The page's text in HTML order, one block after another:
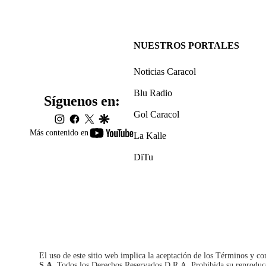
Más contenido en
youtube-
Síguenos en:
instagram
facebook
twittergoogle
NUESTROS PORTALES
Noticias Caracol
Blu Radio
Gol Caracol
La Kalle
DiTu
El uso de este sitio web implica la aceptación de los Términos y